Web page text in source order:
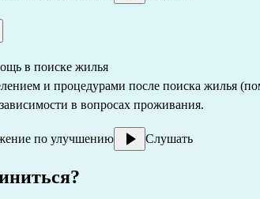
в поиске жилья
и процедурами после поиска жилья
в вопросах проживания.
по улучшению Слушать